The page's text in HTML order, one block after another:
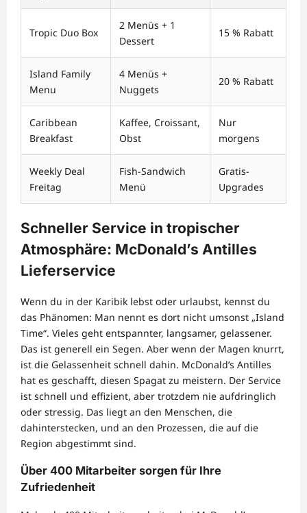
Tropic Duo Box
2 Menüs + 1
Dessert
15 % Rabatt
Island Family
Menu
4 Menüs +
Nuggets
20 % Rabatt
Caribbean
Breakfast
Kaffee, Croissant,
Obst
Nur
morgens
Weekly Deal
Freitag
Fish-Sandwich
Menü
Gratis-
Upgrades
Schneller Service in tropischer
Atmosphäre: McDonald’s Antilles
Lieferservice
Wenn du in der Karibik lebst oder urlaubst, kennst du
das Phänomen: Man nennt es dort nicht umsonst „Island
Time“. Vieles geht entspannter, langsamer, gelassener.
Das ist generell ein Segen. Aber wenn der Magen knurrt,
ist die Gelassenheit schnell dahin. McDonald’s Antilles
hat es geschafft, diesen Spagat zu meistern. Der Service
ist schnell und effizient, aber trotzdem nie aufdringlich
oder stressig. Das liegt an den Menschen, die
dahinterstecken, und an den Prozessen, die auf die
Region abgestimmt sind.
Über 400 Mitarbeiter sorgen für Ihre
Zufriedenheit